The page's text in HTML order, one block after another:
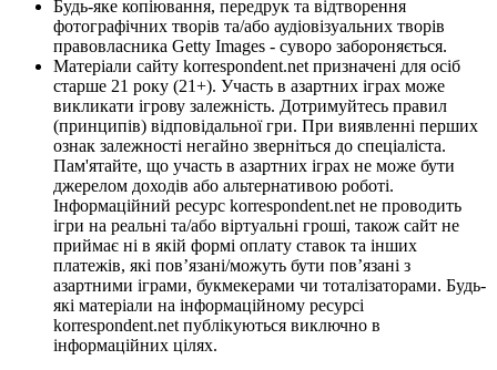
Будь-яке копіювання, передрук та відтворення
фотографічних творів та/або аудіовізуальних творів
правовласника Getty Images - суворо забороняється.
Матеріали сайту korrespondent.net призначені для осіб
старше 21 року (21+). Участь в азартних іграх може
викликати ігрову залежність. Дотримуйтесь правил
(принципів) відповідальної гри. При виявленні перших
ознак залежності негайно зверніться до спеціаліста.
Пам'ятайте, що участь в азартних іграх не може бути
джерелом доходів або альтернативою роботі.
Інформаційний ресурс korrespondent.net не проводить
ігри на реальні та/або віртуальні гроші, також сайт не
приймає ні в якій формі оплату ставок та інших
платежів, які пов’язані/можуть бути пов’язані з
азартними іграми, букмекерами чи тоталізаторами. Будь-
які матеріали на інформаційному ресурсі
korrespondent.net публікуються виключно в
інформаційних цілях.